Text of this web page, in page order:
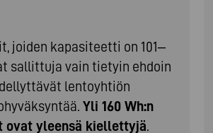
joiden kapasiteetti on 101–
sallittuja vain tietyin ehdoin
lentoyhtiön
Yli 160 Wh:n
ovat yleensä kiellettyjä.